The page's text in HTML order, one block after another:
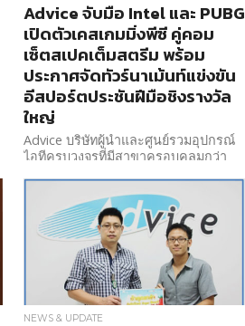
Advice จับมือ Intel และ PUBG
เปิดตัวเคสเกมมิ่งพีซี คู่คอม
เซ็ตสเปคเต็มสตรีม พร้อม
ประกาศจัดทัวร์นาเม้นท์แข่งขัน
อีสปอร์ตประชันฝีมือชิงรางวัล
ใหญ่
Advice บริษัทผู้นำและศูนย์รวมอุปกรณ์
ไอทีครบวงจรที่มีสาขาครอบคลุมกว่า
ตอบรับกระแสความดังและเอาใจแฟนๆ
เหล่าเกมเมอร์ของ PUBG ด้วยการเปิด
ตัวเคสเกมมิ่งพีซี และคอมเซ็ตสเปคทรง
พลังสุดเอ็กคลูซีฟ ที่ได้รับการรับรอง
ประสิทธิภาพและลิขสิทธิ์ถูกต้องอย่าง
เป็นทางการจากทาง PUBG
Corporation
NEWS & UPDATE